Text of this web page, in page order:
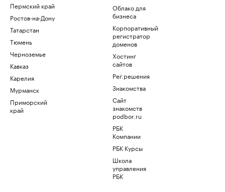
Пермский край
Ростов-на-Дону
Татарстан
Тюмень
Черноземье
Кавказ
Карелия
Мурманск
Приморский
край
Облако для
бизнеса
Корпоративный
регистратор
доменов
Хостинг
сайтов
Рег.решения
Знакомства
Сайт
знакомств
podbor.ru
РБК
Компании
РБК Курсы
Школа
управления
РБК